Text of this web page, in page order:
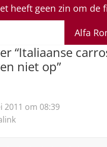
a
s
l
heeft geen zin om de
Alfa
“Italiaanse
niet op”
2011 om 08:39